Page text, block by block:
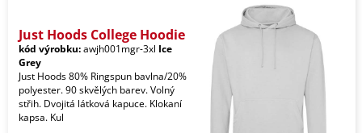
Just Hoods College Hoodie
kód výrobku:awjh001mgr-3xl Ice
Grey
Just Hoods 80% Ringspun bavlna/20%
polyester. 90 skvělých barev. Volný
střih. Dvojitá látková kapuce. Klokaní
kapsa. Kul